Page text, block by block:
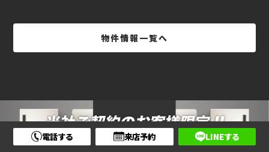
物件情報一覧へ
電話する 来店予約 LINEする